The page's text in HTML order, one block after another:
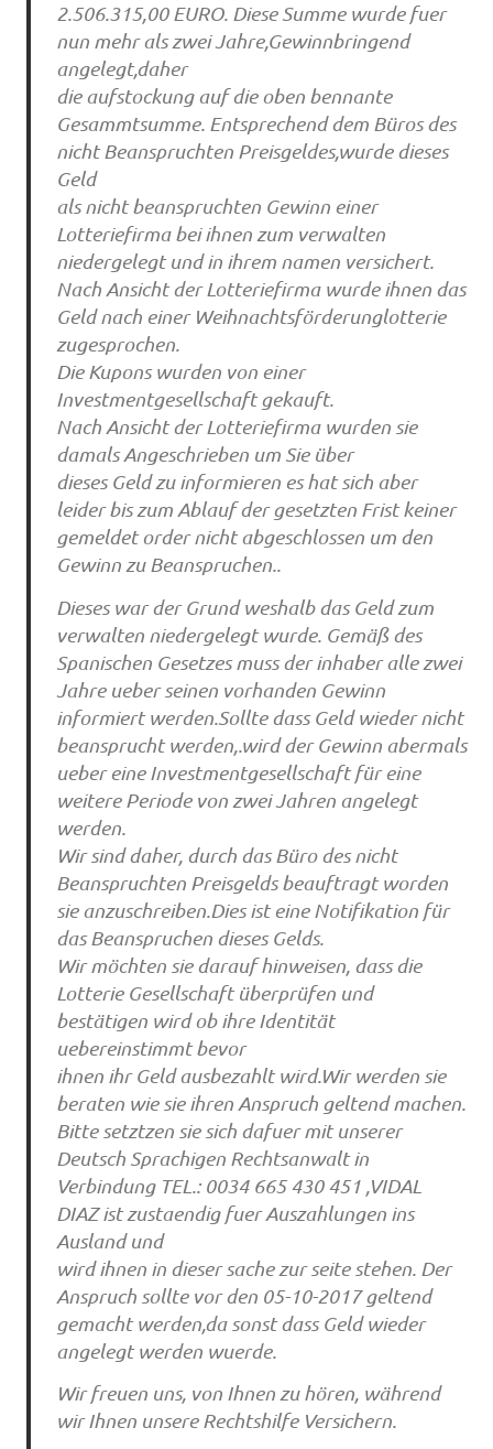
2.506.315,00 EURO. Diese Summe wurde fuer
nun mehr als zwei Jahre,Gewinnbringend
angelegt,daher
die aufstockung auf die oben bennante
Gesammtsumme. Entsprechend dem Büros des
nicht Beanspruchten Preisgeldes,wurde dieses
Geld
als nicht beanspruchten Gewinn einer
Lotteriefirma bei ihnen zum verwalten
niedergelegt und in ihrem namen versichert.
Nach Ansicht der Lotteriefirma wurde ihnen das
Geld nach einer Weihnachtsförderunglotterie
zugesprochen.
Die Kupons wurden von einer
Investmentgesellschaft gekauft.
Nach Ansicht der Lotteriefirma wurden sie
damals Angeschrieben um Sie über
dieses Geld zu informieren es hat sich aber
leider bis zum Ablauf der gesetzten Frist keiner
gemeldet order nicht abgeschlossen um den
Gewinn zu Beanspruchen..
Dieses war der Grund weshalb das Geld zum
verwalten niedergelegt wurde. Gemäß des
Spanischen Gesetzes muss der inhaber alle zwei
Jahre ueber seinen vorhanden Gewinn
informiert werden.Sollte dass Geld wieder nicht
beansprucht werden,.wird der Gewinn abermals
ueber eine Investmentgesellschaft für eine
weitere Periode von zwei Jahren angelegt
werden.
Wir sind daher, durch das Büro des nicht
Beanspruchten Preisgelds beauftragt worden
sie anzuschreiben.Dies ist eine Notifikation für
das Beanspruchen dieses Gelds.
Wir möchten sie darauf hinweisen, dass die
Lotterie Gesellschaft überprüfen und
bestätigen wird ob ihre Identität
uebereinstimmt bevor
ihnen ihr Geld ausbezahlt wird.Wir werden sie
beraten wie sie ihren Anspruch geltend machen.
Bitte setztzen sie sich dafuer mit unserer
Deutsch Sprachigen Rechtsanwalt in
Verbindung TEL.: 0034 665 430 451 ,VIDAL
DIAZ ist zustaendig fuer Auszahlungen ins
Ausland und
wird ihnen in dieser sache zur seite stehen. Der
Anspruch sollte vor den 05-10-2017 geltend
gemacht werden,da sonst dass Geld wieder
angelegt werden wuerde.
Wir freuen uns, von Ihnen zu hören, während
wir Ihnen unsere Rechtshilfe Versichern.